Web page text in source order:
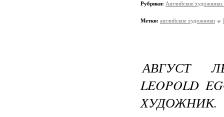
Рубрики: Английские
Метки: английские художники
АВГУСТ
LEOPOLD
ХУДОЖНИК.